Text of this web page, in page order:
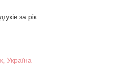
за рік
Україна